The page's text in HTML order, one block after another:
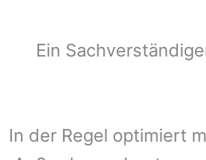
Ein
In der Regel optimiert